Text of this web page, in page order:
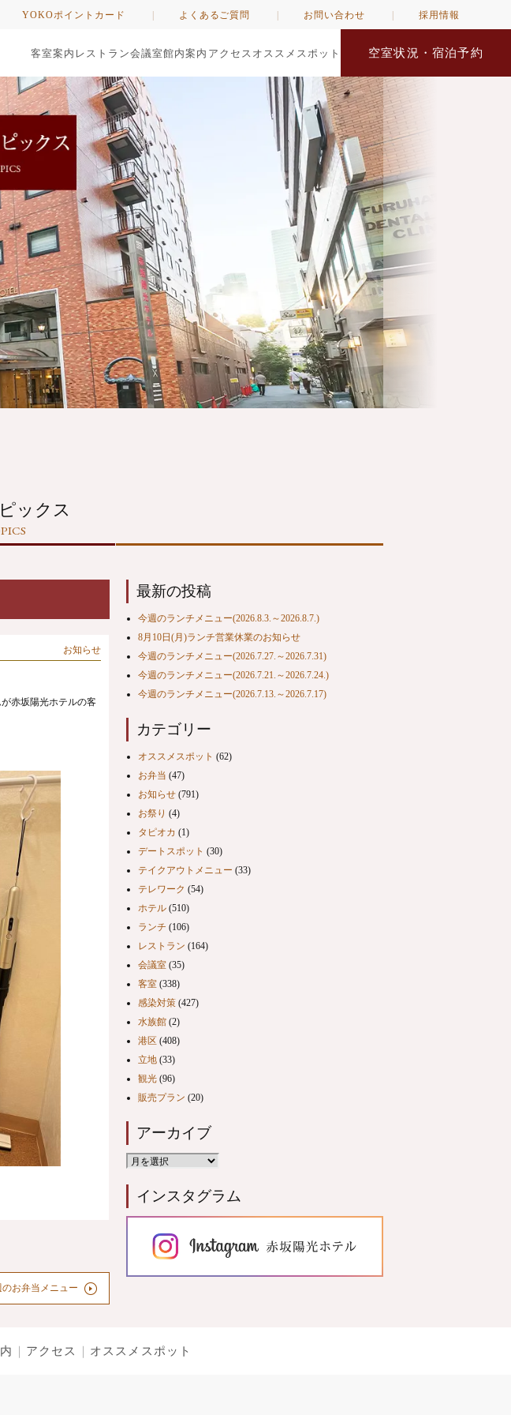
YOKOポイントカード よくあるご質問 お問い合わせ 採用情報
客室案内 レストラン会議室館内案内 アクセス オススメスポット 空室状況・宿泊予約
ックス
お知らせ
赤坂陽光ホテルの客
のお弁当メニュー
最新の投稿
今週のランチメニュー(2026.8.3.～2026.8.7.)
8月10日(月)ランチ営業休業のお知らせ
今週のランチメニュー(2026.7.27.～2026.7.31)
今週のランチメニュー(2026.7.21.～2026.7.24.)
今週のランチメニュー(2026.7.13.～2026.7.17)
カテゴリー
オススメスポット (62)
お弁当 (47)
お知らせ (791)
お祭り (4)
タピオカ (1)
デートスポット (30)
テイクアウトメニュー (33)
テレワーク (54)
ホテル (510)
ランチ (106)
レストラン (164)
会議室 (35)
客室 (338)
感染対策 (427)
水族館 (2)
港区 (408)
立地 (33)
観光 (96)
販売プラン (20)
アーカイブ
インスタグラム
アクセス オススメスポット